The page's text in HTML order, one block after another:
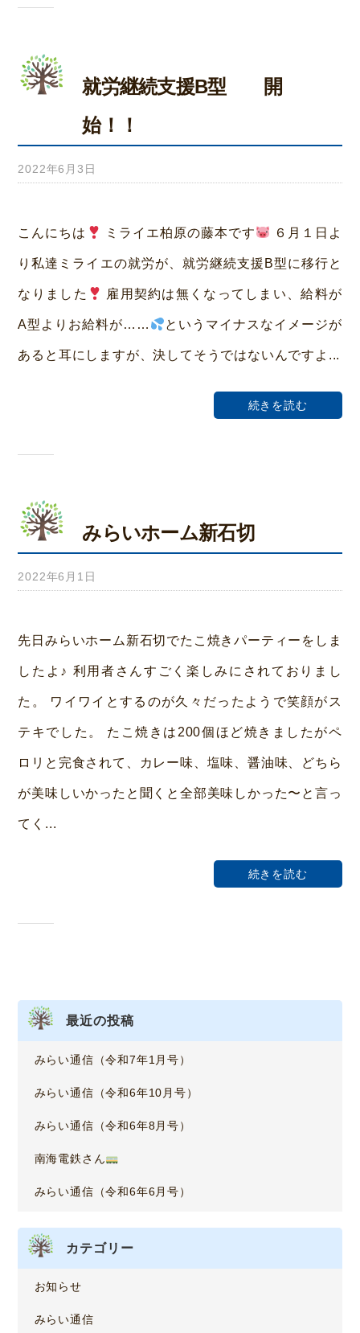
就労継続支援B型 開
始！！
2022年6月3日
み
ー
ム
こんにちは ミライエ柏原の藤本です ６月１日よ
り私達ミライエの就労が、就労継続支援B型に移行と
なりました 雇用契約は無くなってしまい、給料が
A型よりお給料が…… というマイナスなイメージが
あると耳にしますが、決してそうではないんですよ...
続きを読む
みらいホーム新石切
2022年6月1日
ー
ム
荒
先日みらいホーム新石切でたこ焼きパーティーをしま
したよ♪ 利用者さんすごく楽しみにされておりまし
た。 ワイワイとするのが久々だったようで笑顔がス
テキでした。 たこ焼きは200個ほど焼きましたがペ
ロリと完食されて、カレー味、塩味、醤油味、どちら
が美味しいかったと聞くと全部美味しかった〜と言っ
てく...
続きを読む
最近の投稿
みらい通信（令和7年1月号）
みらい通信（令和6年10月号）
みらい通信（令和6年8月号）
南海電鉄さん
みらい通信（令和6年6月号）
カテゴリー
お知らせ
みらい通信